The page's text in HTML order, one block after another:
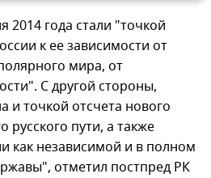
2014 года стали "точкой
к ее зависимости от
мира, от
С другой стороны,
и точкой отсчета нового
русского пути, а также
как независимой и в полном
отметил постпред РК